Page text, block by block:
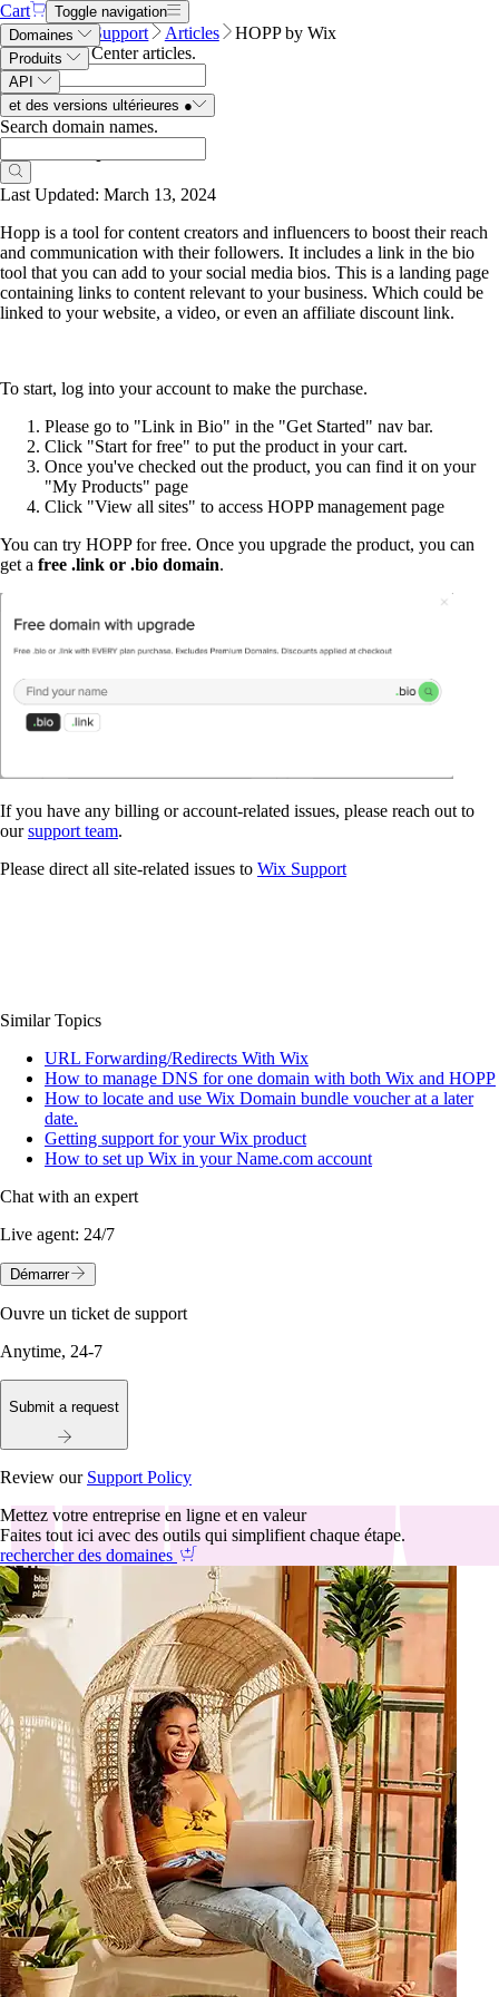
Cart
Toggle navigation
Domaines
Produits
API
et des versions ultérieures ●
Search domain names.
Name.com Support Articles
HOPP by Wix
Search Help Center articles.
HOPP by Wix
Last Updated: March 13, 2024
Hopp is a tool for content creators and influencers to boost their reach
and communication with their followers. It includes a link in the bio
tool that you can add to your social media bios. This is a landing page
containing links to content relevant to your business. Which could be
linked to your website, a video, or even an affiliate discount link.
To start, log into your account to make the purchase.
Please go to "Link in Bio" in the "Get Started" nav bar.
Click "Start for free" to put the product in your cart.
Once you've checked out the product, you can find it on your
"My Products" page
Click "View all sites" to access HOPP management page
You can try HOPP for free. Once you upgrade the product, you can
get a free .link or .bio domain.
If you have any billing or account-related issues, please reach out to
oursupport team.
Please direct all site-related issues to Wix Support
Similar Topics
URL Forwarding/Redirects With Wix
How to manage DNS for one domain with both Wix and HOPP
How to locate and use Wix Domain bundle voucher at a later
date.
Getting support for your Wix product
How to set up Wix in your Name.com account
Chat with an expert
Live agent: 24/7
Démarrer
Ouvre un ticket de support
Anytime, 24-7
Submit a request
Review our Support Policy
Mettez votre entreprise en ligne et en valeur
Faites tout ici avec des outils qui simplifient chaque étape.
rechercher des domaines